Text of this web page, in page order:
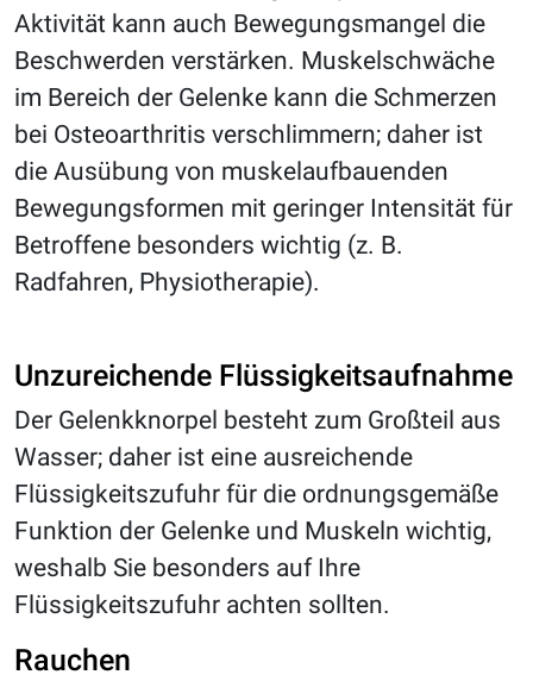
Aktivität kann auch Bewegungsmangel die
Beschwerden verstärken. Muskelschwäche
im Bereich der Gelenke kann die Schmerzen
bei Osteoarthritis verschlimmern; daher ist
die Ausübung von muskelaufbauenden
Bewegungsformen mit geringer Intensität für
Betroffene besonders wichtig (z. B.
Radfahren, Physiotherapie).
Unzureichende Flüssigkeitsaufnahme
Der Gelenkknorpel besteht zum Großteil aus
Wasser; daher ist eine ausreichende
Flüssigkeitszufuhr für die ordnungsgemäße
Funktion der Gelenke und Muskeln wichtig,
weshalb Sie besonders auf Ihre
Flüssigkeitszufuhr achten sollten.
Rauchen